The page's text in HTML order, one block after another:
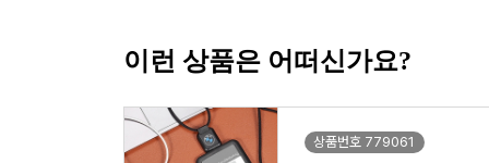
이런 상품은 어떠신가요?
상품번호 779061